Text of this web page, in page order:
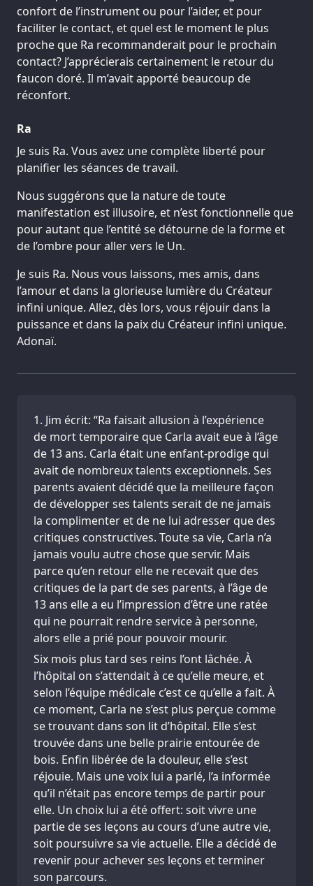
confort de l’instrument ou pour l’aider, et pour
faciliter le contact, et quel est le moment le plus
proche que Ra recommanderait pour le prochain
contact? J’apprécierais certainement le retour du
faucon doré. Il m’avait apporté beaucoup de
réconfort.
Ra
Je suis Ra. Vous avez une complète liberté pour
planifier les séances de travail.
Nous suggérons que la nature de toute
manifestation est illusoire, et n’est fonctionnelle que
pour autant que l’entité se détourne de la forme et
de l’ombre pour aller vers le Un.
Je suis Ra. Nous vous laissons, mes amis, dans
l’amour et dans la glorieuse lumière du Créateur
infini unique. Allez, dès lors, vous réjouir dans la
puissance et dans la paix du Créateur infini unique.
Adonaï.
Jim écrit: “Ra faisait allusion à l’expérience
de mort temporaire que Carla avait eue à l’âge
de 13 ans. Carla était une enfant-prodige qui
avait de nombreux talents exceptionnels. Ses
parents avaient décidé que la meilleure façon
de développer ses talents serait de ne jamais
la complimenter et de ne lui adresser que des
critiques constructives. Toute sa vie, Carla n’a
jamais voulu autre chose que servir. Mais
parce qu’en retour elle ne recevait que des
critiques de la part de ses parents, à l’âge de
13 ans elle a eu l’impression d’être une ratée
qui ne pourrait rendre service à personne,
alors elle a prié pour pouvoir mourir.
Six mois plus tard ses reins l’ont lâchée. À
l’hôpital on s’attendait à ce qu’elle meure, et
selon l’équipe médicale c’est ce qu’elle a fait. À
ce moment, Carla ne s’est plus perçue comme
se trouvant dans son lit d’hôpital. Elle s’est
trouvée dans une belle prairie entourée de
bois. Enfin libérée de la douleur, elle s’est
réjouie. Mais une voix lui a parlé, l’a informée
qu’il n’était pas encore temps de partir pour
elle. Un choix lui a été offert: soit vivre une
partie de ses leçons au cours d’une autre vie,
soit poursuivre sa vie actuelle. Elle a décidé de
revenir pour achever ses leçons et terminer
son parcours.